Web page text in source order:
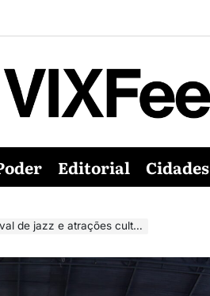
Editorial Cidades
jazz e atrações culturais